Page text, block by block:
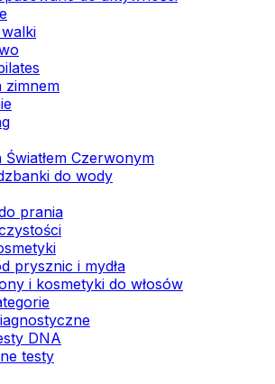
zimnem
Światłem Czerwonym
do wody
prania
prysznic i mydła
i kosmetyki do włosów
DNA
testy